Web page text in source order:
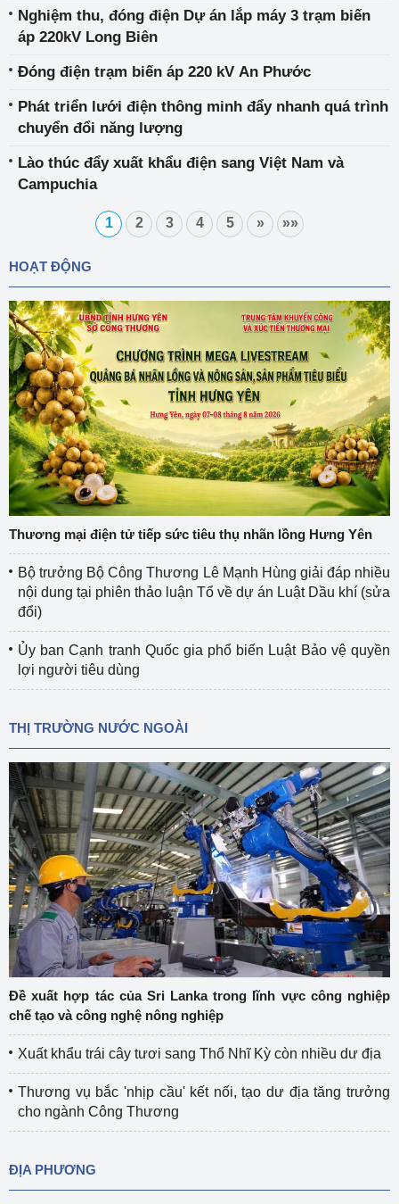
Nghiệm thu, đóng điện Dự án lắp máy 3 trạm biến
áp 220kV Long Biên
Đóng điện trạm biến áp 220 kV An Phước
Phát triển lưới điện thông minh đẩy nhanh quá trình
chuyển đổi năng lượng
Lào thúc đẩy xuất khẩu điện sang Việt Nam và
Campuchia
1 2 3 4 5 » »»
HOẠT ĐỘNG
Thương mại điện tử tiếp sức tiêu thụ nhãn lồng Hưng Yên
Bộ trưởng Bộ Công Thương Lê Mạnh Hùng giải đáp nhiều
nội dung tại phiên thảo luận Tổ về dự án Luật Dầu khí (sửa
đổi)
Ủy ban Cạnh tranh Quốc gia phổ biến Luật Bảo vệ quyền
lợi người tiêu dùng
THỊ TRƯỜNG NƯỚC NGOÀI
Đề xuất hợp tác của Sri Lanka trong lĩnh vực công nghiệp
chế tạo và công nghệ nông nghiệp
Xuất khẩu trái cây tươi sang Thổ Nhĩ Kỳ còn nhiều dư địa
Thương vụ bắc 'nhịp cầu' kết nối, tạo dư địa tăng trưởng
cho ngành Công Thương
ĐỊA PHƯƠNG